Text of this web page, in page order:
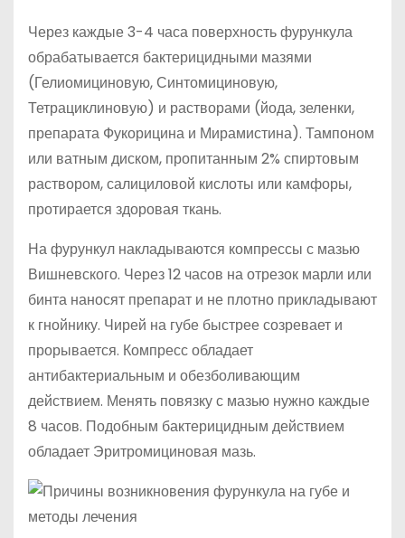
Через каждые 3-4 часа поверхность фурункула
обрабатывается бактерицидными мазями
(Гелиомициновую, Синтомициновую,
Тетрациклиновую) и растворами (йода, зеленки,
препарата Фукорицина и Мирамистина). Тампоном
или ватным диском, пропитанным 2% спиртовым
раствором, салициловой кислоты или камфоры,
протирается здоровая ткань.
На фурункул накладываются компрессы с мазью
Вишневского. Через 12 часов на отрезок марли или
бинта наносят препарат и не плотно прикладывают
к гнойнику. Чирей на губе быстрее созревает и
прорывается. Компресс обладает
антибактериальным и обезболивающим
действием. Менять повязку с мазью нужно каждые
8 часов. Подобным бактерицидным действием
обладает Эритромициновая мазь.